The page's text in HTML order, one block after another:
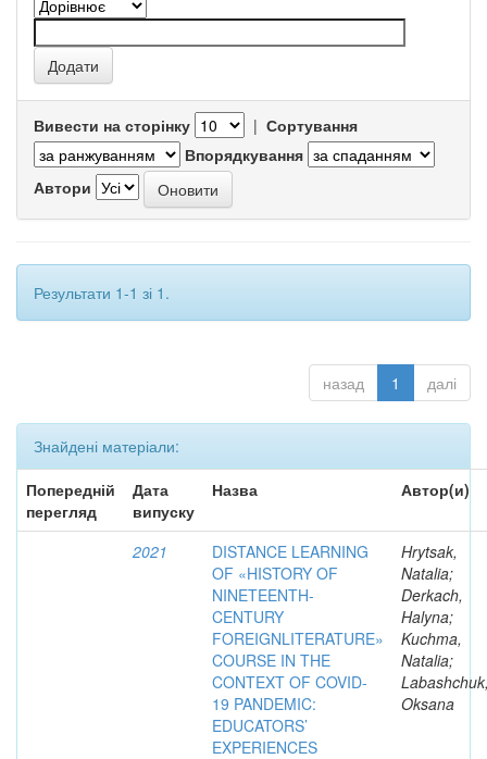
Вивести на сторінку | Сортування
Впорядкування
Автори
Результати 1-1 зі 1.
назад 1 далі
Знайдені матеріали:
Попередній
перегляд
Дата
випуску
Назва Автор(и)
2021
DISTANCE LEARNING
OF «HISTORY OF
NINETEENTH-
CENTURY
FOREIGNLITERATURE»
COURSE IN THE
CONTEXT OF COVID-
19 PANDEMIC:
EDUCATORS’
EXPERIENCES
Hrytsak,
Natalia;
Derkach,
Halyna;
Kuchma,
Natalia;
Oksana